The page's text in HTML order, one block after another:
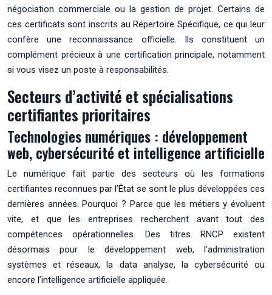
négociation commerciale ou la gestion de projet. Certains de
ces certificats sont inscrits au Répertoire Spécifique, ce qui leur
confère une reconnaissance officielle. Ils constituent un
complément précieux à une certification principale, notamment
si vous visez un poste à responsabilités.
Secteurs d’activité et spécialisations
certifiantes prioritaires
Technologies numériques : développement
web, cybersécurité et intelligence artificielle
Le numérique fait partie des secteurs où les formations
certifiantes reconnues par l’État se sont le plus développées ces
dernières années. Pourquoi ? Parce que les métiers y évoluent
vite, et que les entreprises recherchent avant tout des
compétences opérationnelles. Des titres RNCP existent
désormais pour le développement web, l’administration
systèmes et réseaux, la data analyse, la cybersécurité ou
encore l’intelligence artificielle appliquée.